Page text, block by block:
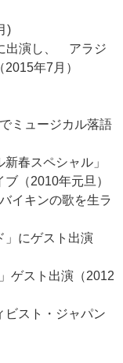
)
出演し、 アラジ
年7月）
ミュージカル落語
春スペシャル」
（2010年元旦）
イキンの歌を生ラ
」にゲスト出演
ゲスト出演（2012
ビスト・ジャパン